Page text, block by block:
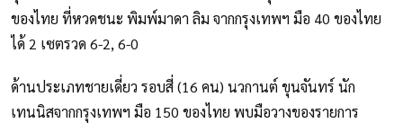
ของไทย ที่หวดชนะ พิมพ์มาดา ลิม จากกรุงเทพฯ มือ 40 ของไทย
ได้ 2 เซตรวด 6-2, 6-0
ด้านประเภทชายเดี่ยว รอบสี่ (16 คน) นวกานต์ ขุนจันทร์ นัก
เทนนิสจากกรุงเทพฯ มือ 150 ของไทย พบมือวางของรายการ